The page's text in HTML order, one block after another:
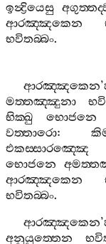
ඉන්‍ද්‍රියෙසු
ආරඤ‍්ඤකෙන
භවිතබ‍්බං.
ආරඤ‍්ඤකෙන’
මත‍්තඤ‍්ඤුනා
භික‍්ඛු
භොජනෙ
වත‍්තාරො:
එකස‍්සාරඤ‍්ඤෙ
භොජනෙ
ආරඤ‍්ඤකෙන
භවිතබ‍්බං.
ආරඤ‍්ඤකෙන’
අනුයුත‍්තෙන